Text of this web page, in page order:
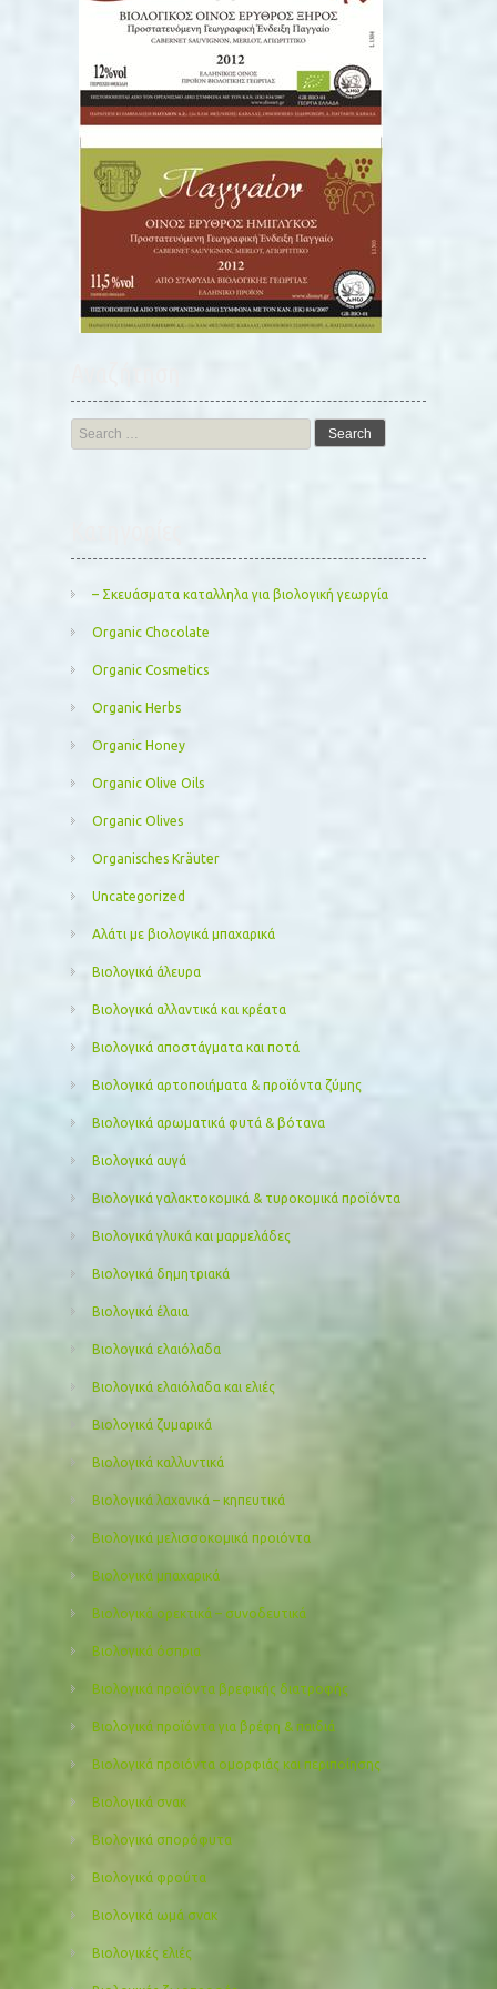
Search
for:
– Σκευάσματα καταλληλα για βιολογική γεωργία
Organic Chocolate
Organic Cosmetics
Organic Herbs
Organic Honey
Organic Olive Oils
Organic Olives
Organisches Kräuter
Uncategorized
Αλάτι με βιολογικά μπαχαρικά
Βιολογικά άλευρα
Βιολογικά αλλαντικά και κρέατα
Βιολογικά αποστάγματα και ποτά
Βιολογικά αρτοποιήματα & προϊόντα ζύμης
Βιολογικά αρωματικά φυτά & βότανα
Βιολογικά αυγά
Βιολογικά γαλακτοκομικά & τυροκομικά προϊόντα
Βιολογικά γλυκά και μαρμελάδες
Βιολογικά δημητριακά
Βιολογικά έλαια
Βιολογικά ελαιόλαδα
Βιολογικά ελαιόλαδα και ελιές
Βιολογικά ζυμαρικά
Βιολογικά καλλυντικά
Βιολογικά λαχανικά – κηπευτικά
Βιολογικά μελισσοκομικά προιόντα
Βιολογικά μπαχαρικά
Βιολογικά ορεκτικά – συνοδευτικά
Βιολογικά όσπρια
Βιολογικά προϊόντα βρεφικής διατροφής
Βιολογικά προϊόντα για βρέφη & παιδιά
Βιολογικά προιόντα ομορφιάς και περιποίησης
Βιολογικά σνακ
Βιολογικά σπορόφυτα
Βιολογικά φρούτα
Βιολογικά ωμά σνακ
Βιολογικές ελιές